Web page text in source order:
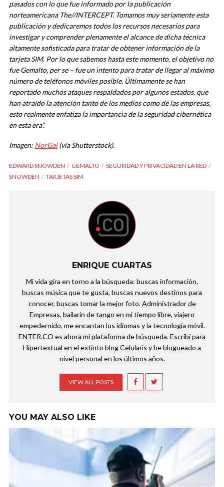
pasados con lo que fue informado por la publicación
norteamericana The//INTERCEPT. Tomamos muy seriamente esta
publicación y dedicaremos todos los recursos necesarios para
investigar y comprender plenamente el alcance de dicha técnica
altamente sofisticada para tratar de obtener información de la
tarjeta SIM. Por lo que sabemos hasta este momento, el objetivo no
fue Gemalto, per se – fue un intento para tratar de llegar al máximo
número de teléfonos móviles posible. Últimamente se han
reportado muchos ataques respaldados por algunos estados, que
han atraído la atención tanto de los medios como de las empresas,
esto realmente enfatiza la importancia de la seguridad cibernética
en esta era”.
Imagen: NorGal(vía Shutterstock).
EDWARD SNOWDEN GEMALTO
SEGURIDAD Y PRIVACIDAD EN LA RED
SNOWDEN
TARJETAS SIM
ENRIQUE CUARTAS
Mi vida gira en torno a la búsqueda: buscas información,
buscas música que te gusta, buscas nuevos destinos para
conocer, buscas tomar la mejor foto. Administrador de
Empresas, bailarín de tango en mi tiempo libre, viajero
empedernido, me encantan los idiomas y la tecnología móvil.
ENTER.CO es ahora mi plataforma de búsqueda. Escribí para
Hipertextual en el extinto blog Celularis y he blogueado a
nivel personal en los últimos años.
VIEW ALL POSTS
YOU MAY ALSO LIKE